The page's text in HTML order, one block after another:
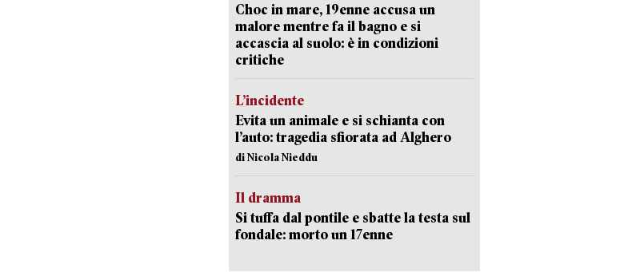
Choc in mare, 19enne accusa un
malore mentre fa il bagno e si
accascia al suolo: è in condizioni
critiche
L’incidente
Evita un animale e si schianta con
l’auto: tragedia sfiorata ad Alghero
di Nicola Nieddu
Il dramma
Si tuffa dal pontile e sbatte la testa sul
fondale: morto un 17enne